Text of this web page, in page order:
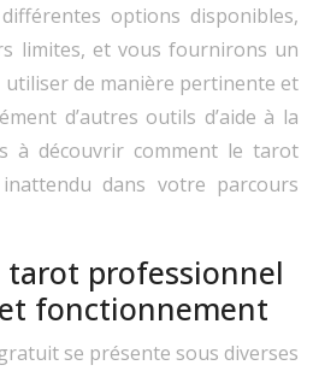
options disponibles,
limites, et vous fournirons un
de manière pertinente et
d’autres outils d’aide à la
à découvrir comment le tarot
dans votre parcours
tarot professionnel
fonctionnement
se présente sous diverses